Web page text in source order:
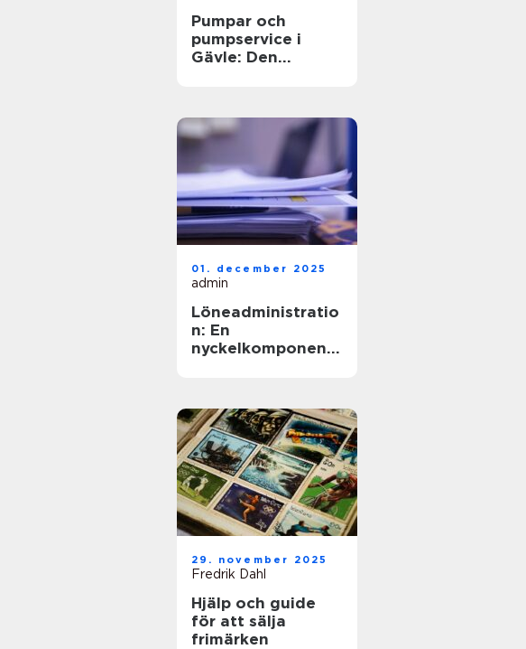
Pumpar och
pumpservice i
Gävle: Den
01. december 2025
admin
Löneadministratio
n: En
nyckelkomponent
29. november 2025
Fredrik Dahl
Hjälp och guide
för att sälja
frimärken